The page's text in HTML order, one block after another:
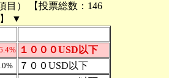
目） 【投票総数：146
▼
１０００USD以下
７００USD以下